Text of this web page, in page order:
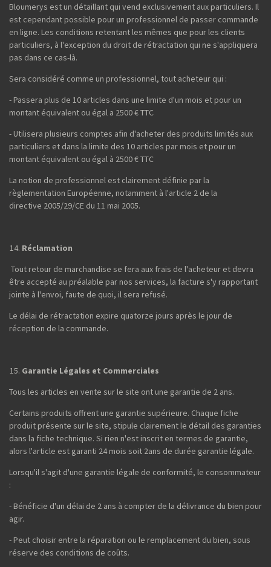
Bloumerys est un détaillant qui vend exclusivement aux particuliers. Il
est cependant possible pour un professionnel de passer commande
en ligne. Les conditions retentant les mêmes que pour les clients
particuliers, à l'exception du droit de rétractation qui ne s'appliquera
pas dans ce cas-là.
Sera considéré comme un professionnel, tout acheteur qui :
- Passera plus de 10 articles dans une limite d'un mois et pour un
montant équivalent ou égal a 2500 € TTC
- Utilisera plusieurs comptes afin d'acheter des produits limités aux
particuliers et dans la limite des 10 articles par mois et pour un
montant équivalent ou égal à 2500 € TTC
La notion de professionnel est clairement définie par la
règlementation Européenne, notamment à l'article 2 de la
directive 2005/29/CE du 11 mai 2005.
Réclamation
Tout retour de marchandise se fera aux frais de l'acheteur et devra
être accepté au préalable par nos services, la facture s'y rapportant
jointe à l'envoi, faute de quoi, il sera refusé.
Le délai de rétractation expire quatorze jours après le jour de
réception de la commande.
Garantie Légales et Commerciales
Tous les articles en vente sur le site ont une garantie de 2 ans.
Certains produits offrent une garantie supérieure. Chaque fiche
produit présente sur le site, stipule clairement le détail des garanties
dans la fiche technique. Si rien n'est inscrit en termes de garantie,
alors l'article est garanti 24 mois soit 2ans de durée garantie légale.
Lorsqu'il s'agit d'une garantie légale de conformité, le consommateur
:
- Bénéficie d'un délai de 2 ans à compter de la délivrance du bien pour
agir.
- Peut choisir entre la réparation ou le remplacement du bien, sous
réserve des conditions de coûts.